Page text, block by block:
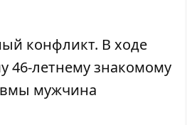
конфликт. В ходе
46-летнему знакомому
мужчина